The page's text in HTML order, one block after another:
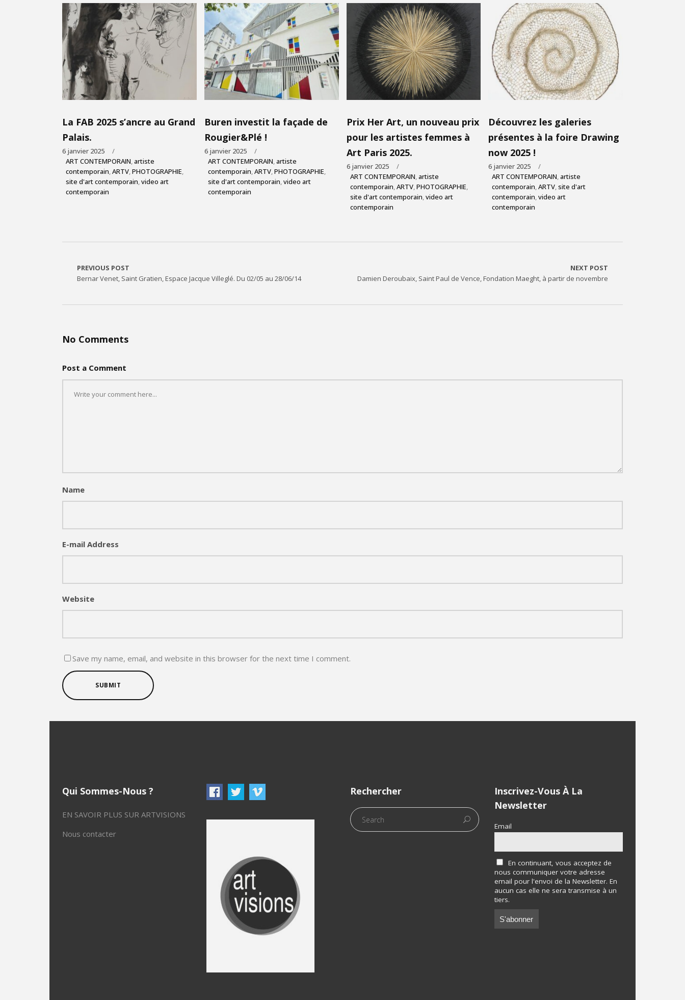
La FAB 2025 s’ancre au Grand
Palais.
6 janvier 2025
ART CONTEMPORAIN,artiste
contemporain,ARTV,PHOTOGRAPHIE,
site d'art contemporain,video art
contemporain
Buren investit la façade de
Rougier&Plé !
6 janvier 2025
ART CONTEMPORAIN,artiste
contemporain,ARTV,PHOTOGRAPHIE,
site d'art contemporain,video art
contemporain
Prix Her Art, un nouveau prix
pour les artistes femmes à
Art Paris 2025.
6 janvier 2025
ART CONTEMPORAIN,artiste
contemporain,ARTV,PHOTOGRAPHIE,
site d'art contemporain,video art
contemporain
Découvrez les galeries
présentes à la foire Drawing
now 2025 !
6 janvier 2025
ART CONTEMPORAIN,artiste
contemporain,ARTV,site d'art
contemporain,video art
contemporain
PREVIOUS POST
Bernar Venet, Saint Gratien, Espace Jacque Villeglé. Du 02/05 au 28/06/14
NEXT POST
Damien Deroubaix, Saint Paul de Vence, Fondation Maeght, à partir de novembre
No Comments
Post a Comment
Name
E-mail Address
Website
Save my name, email, and website in this browser for the next time I comment.
SUBMIT
Qui Sommes-Nous ?
EN SAVOIR PLUS SUR ARTVISIONS
Nous contacter
Rechercher
Inscrivez-Vous À La
Newsletter
Email
En continuant, vous acceptez de
nous communiquer votre adresse
email pour l'envoi de la Newsletter. En
aucun cas elle ne sera transmise à un
tiers.